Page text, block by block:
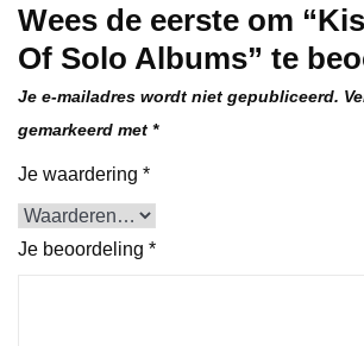
Wees de eerste om
Of Solo Albums” te
Je e-mailadres wordt niet gepubliceerd.
gemarkeerd met *
Je waardering *
Je beoordeling *